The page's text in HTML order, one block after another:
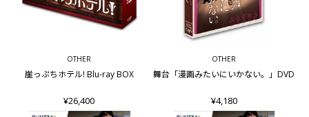
OTHER
崖っぷちホテル! Blu-ray BOX
¥26,400
OTHER
舞台「漫画みたいにいかない。」DVD
¥4,180